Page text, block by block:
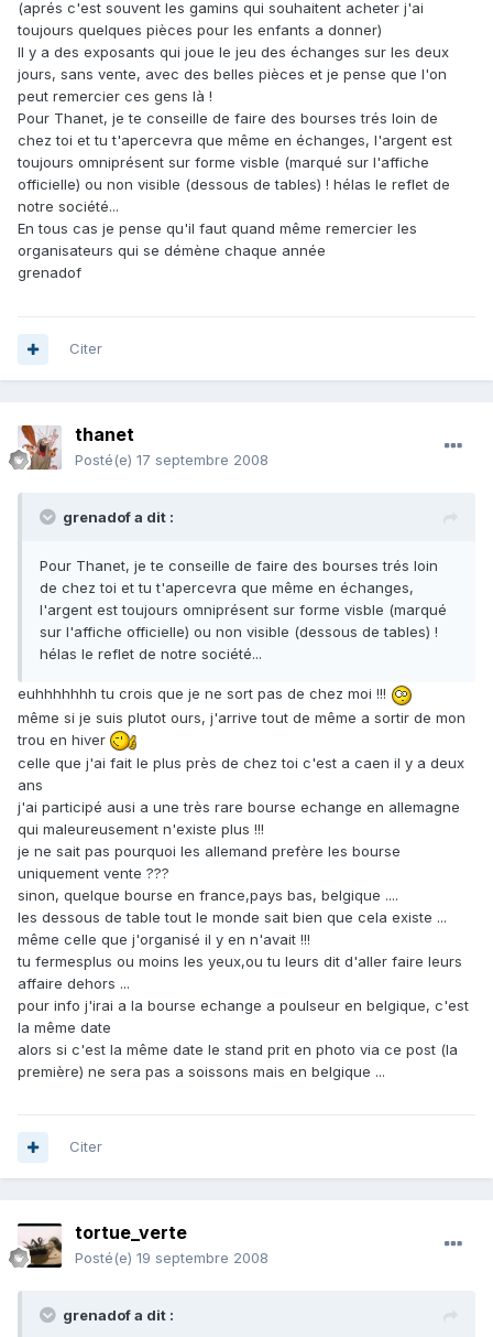
(aprés c'est souvent les gamins qui souhaitent acheter j'ai
toujours quelques pièces pour les enfants a donner)
Il y a des exposants qui joue le jeu des échanges sur les deux
jours, sans vente, avec des belles pièces et je pense que l'on
peut remercier ces gens là !
Pour Thanet, je te conseille de faire des bourses trés loin de
chez toi et tu t'apercevra que même en échanges, l'argent est
toujours omniprésent sur forme visble (marqué sur l'affiche
officielle) ou non visible (dessous de tables) ! hélas le reflet de
notre société...
En tous cas je pense qu'il faut quand même remercier les
organisateurs qui se démène chaque année
grenadof
Citer
thanet
Posté(e) 17 septembre 2008
grenadof a dit :
Pour Thanet, je te conseille de faire des bourses trés loin
de chez toi et tu t'apercevra que même en échanges,
l'argent est toujours omniprésent sur forme visble (marqué
sur l'affiche officielle) ou non visible (dessous de tables) !
hélas le reflet de notre société...
euhhhhhhh tu crois que je ne sort pas de chez moi !!!
même si je suis plutot ours, j'arrive tout de même a sortir de mon
trou en hiver
celle que j'ai fait le plus près de chez toi c'est a caen il y a deux
ans
j'ai participé ausi a une très rare bourse echange en allemagne
qui maleureusement n'existe plus !!!
je ne sait pas pourquoi les allemand prefère les bourse
uniquement vente ???
sinon, quelque bourse en france,pays bas, belgique ....
les dessous de table tout le monde sait bien que cela existe ...
même celle que j'organisé il y en n'avait !!!
tu fermesplus ou moins les yeux,ou tu leurs dit d'aller faire leurs
affaire dehors ...
pour info j'irai a la bourse echange a poulseur en belgique, c'est
la même date
alors si c'est la même date le stand prit en photo via ce post (la
première) ne sera pas a soissons mais en belgique ...
Citer
tortue_verte
Posté(e) 19 septembre 2008
grenadof a dit :